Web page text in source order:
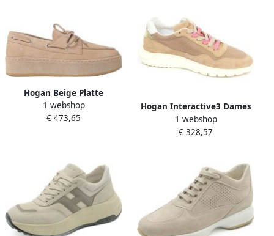
Hogan Beige Platte
Schoenen voor Vrouwen
1 webshop
€ 473,65
Hogan Interactive3 Dames
Schoenen
1 webshop
€ 328,57